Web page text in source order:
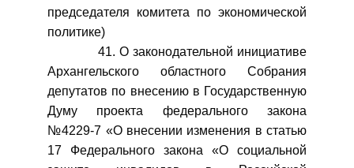
председателя комитета по экономической
политике)
41. О законодательной инициативе
Архангельского областного Собрания
депутатов по внесению в Государственную
Думу проекта федерального закона
№4229-7 «О внесении изменения в статью
17 Федерального закона «О социальной